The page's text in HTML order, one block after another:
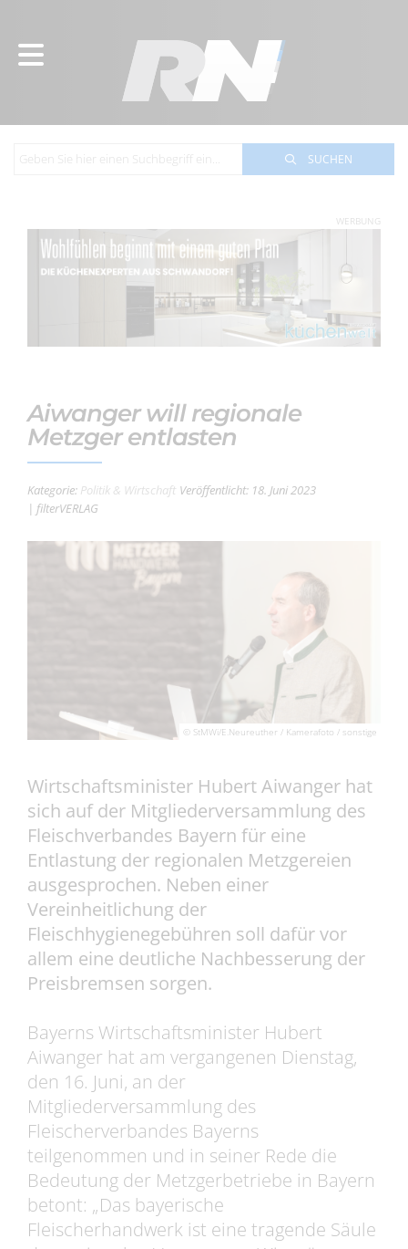
SUCHEN
WERBUNG
Aiwanger will regionale
Metzger entlasten
Kategorie: Politik & Wirtschaft Veröffentlicht: 18. Juni 2023
| filterVERLAG
© StMWi/E.Neureuther / Kamerafoto / sonstige
Wirtschaftsminister Hubert Aiwanger hat
sich auf der Mitgliederversammlung des
Fleischverbandes Bayern für eine
Entlastung der regionalen Metzgereien
ausgesprochen. Neben einer
Vereinheitlichung der
Fleischhygienegebühren soll dafür vor
allem eine deutliche Nachbesserung der
Preisbremsen sorgen.
Bayerns Wirtschaftsminister Hubert
Aiwanger hat am vergangenen Dienstag,
den 16. Juni, an der
Mitgliederversammlung des
Fleischerverbandes Bayerns
teilgenommen und in seiner Rede die
Bedeutung der Metzgerbetriebe in Bayern
betont: „Das bayerische
Fleischerhandwerk ist eine tragende Säule